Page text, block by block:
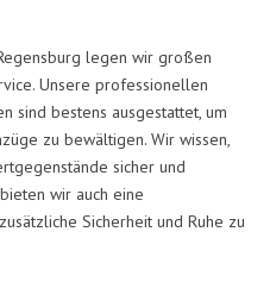
legen wir großen
Unsere professionellen
sind bestens ausgestattet, um
zu bewältigen. Wir wissen,
sicher und
wir auch eine
Sicherheit und Ruhe zu